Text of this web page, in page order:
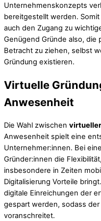
Unternehmenskonzepts
bereitgestellt werden.
auch den Zugang zu
Genügend Gründe also, die
Betracht zu ziehen, selbst
Gründung existieren.
Virtuelle
Anwesenheit
Die Wahl zwischen
Anwesenheit spielt eine
Unternehmer:innen. Bei
Gründer:innen die
insbesondere in Zeiten
Digitalisierung Vorteile
digitale Einreichungen der
gespart werden, sodass
voranschreitet.